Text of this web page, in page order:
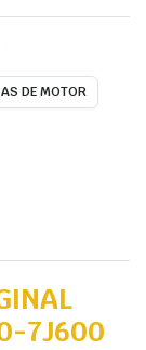
DE MOTOR
7J600